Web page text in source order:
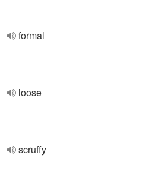
formal
loose
scruffy